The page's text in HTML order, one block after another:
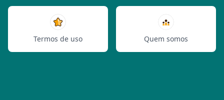
Termos de uso Quem somos